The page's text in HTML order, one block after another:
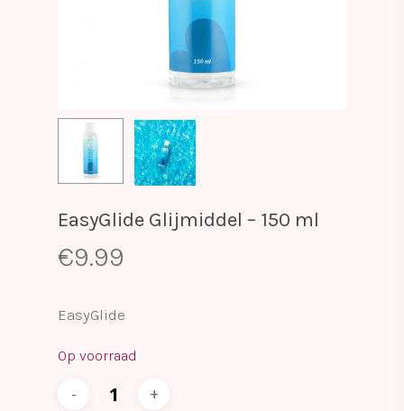
EasyGlide Glijmiddel – 150 ml
€9.99
EasyGlide
Op voorraad